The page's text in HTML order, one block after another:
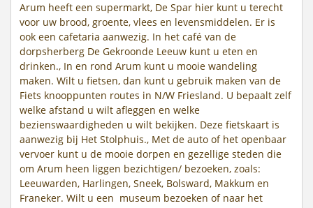
Arum heeft een supermarkt, De Spar hier kunt u terecht
voor uw brood, groente, vlees en levensmiddelen. Er is
ook een cafetaria aanwezig. In het café van de
dorpsherberg De Gekroonde Leeuw kunt u eten en
drinken., In en rond Arum kunt u mooie wandeling
maken. Wilt u fietsen, dan kunt u gebruik maken van de
Fiets knooppunten routes in N/W Friesland. U bepaalt zelf
welke afstand u wilt afleggen en welke
bezienswaardigheden u wilt bekijken. Deze fietskaart is
aanwezig bij Het Stolphuis., Met de auto of het openbaar
vervoer kunt u de mooie dorpen en gezellige steden die
om Arum heen liggen bezichtigen/ bezoeken, zoals:
Leeuwarden, Harlingen, Sneek, Bolsward, Makkum en
Franeker. Wilt u een museum bezoeken of naar het